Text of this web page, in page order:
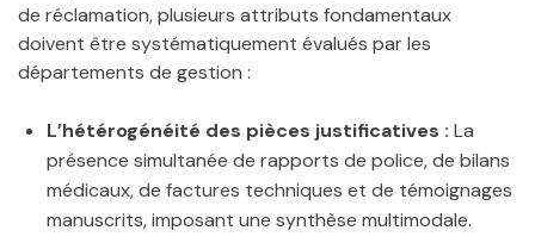
de réclamation, plusieurs attributs fondamentaux
doivent être systématiquement évalués par les
départements de gestion :
L’hétérogénéité des pièces justificatives : La
présence simultanée de rapports de police, de bilans
médicaux, de factures techniques et de témoignages
manuscrits, imposant une synthèse multimodale.